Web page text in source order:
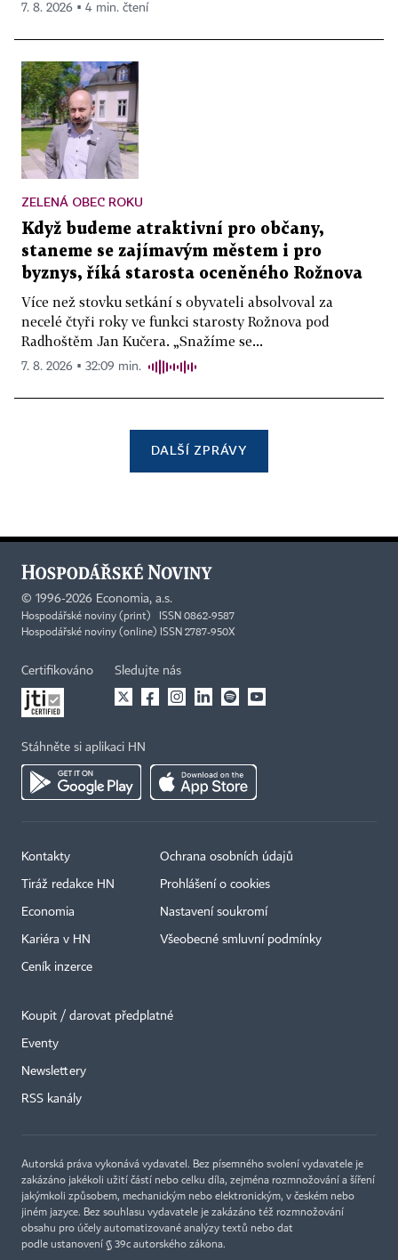
7. 8. 2026 ▪ 4 min. čtení
ZELENÁ OBEC ROKU
Když budeme atraktivní pro občany,
staneme se zajímavým městem i pro
byznys, říká starosta oceněného Rožnova
Více než stovku setkání s obyvateli absolvoval za
necelé čtyři roky ve funkci starosty Rožnova pod
Radhoštěm Jan Kučera. „Snažíme se...
7. 8. 2026 ▪ 32:09 min.
DALŠÍ ZPRÁVY
© 1996-2026 Economia, a.s.
Hospodářské noviny (print) ISSN 0862-9587
Hospodářské noviny (online) ISSN 2787-950X
Certifikováno Sledujte nás
Stáhněte si aplikaci HN
Kontakty
Tiráž redakce HN
Economia
Kariéra v HN
Ceník inzerce
Ochrana osobních údajů
Prohlášení o cookies
Nastavení soukromí
Všeobecné smluvní podmínky
Koupit / darovat předplatné
Eventy
Newslettery
RSS kanály
Autorská práva vykonává vydavatel. Bez písemného svolení vydavatele je
zakázáno jakékoli užití částí nebo celku díla, zejména rozmnožování a šíření
jakýmkoli způsobem, mechanickým nebo elektronickým, v českém nebo
jiném jazyce. Bez souhlasu vydavatele je zakázáno též rozmnožování
obsahu pro účely automatizované analýzy textů nebo dat
podle ustanovení § 39c autorského zákona.